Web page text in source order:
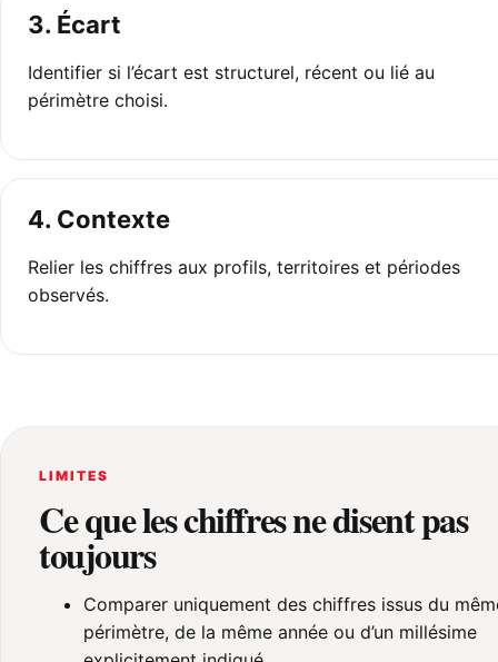
3. Écart
Identifier si l’écart est structurel, récent ou lié au
périmètre choisi.
4. Contexte
Relier les chiffres aux profils, territoires et périodes
observés.
LIMITES
Ce que les chiffres ne disent pas
toujours
Comparer uniquement des chiffres issus du
périmètre, de la même année ou d’un millésime